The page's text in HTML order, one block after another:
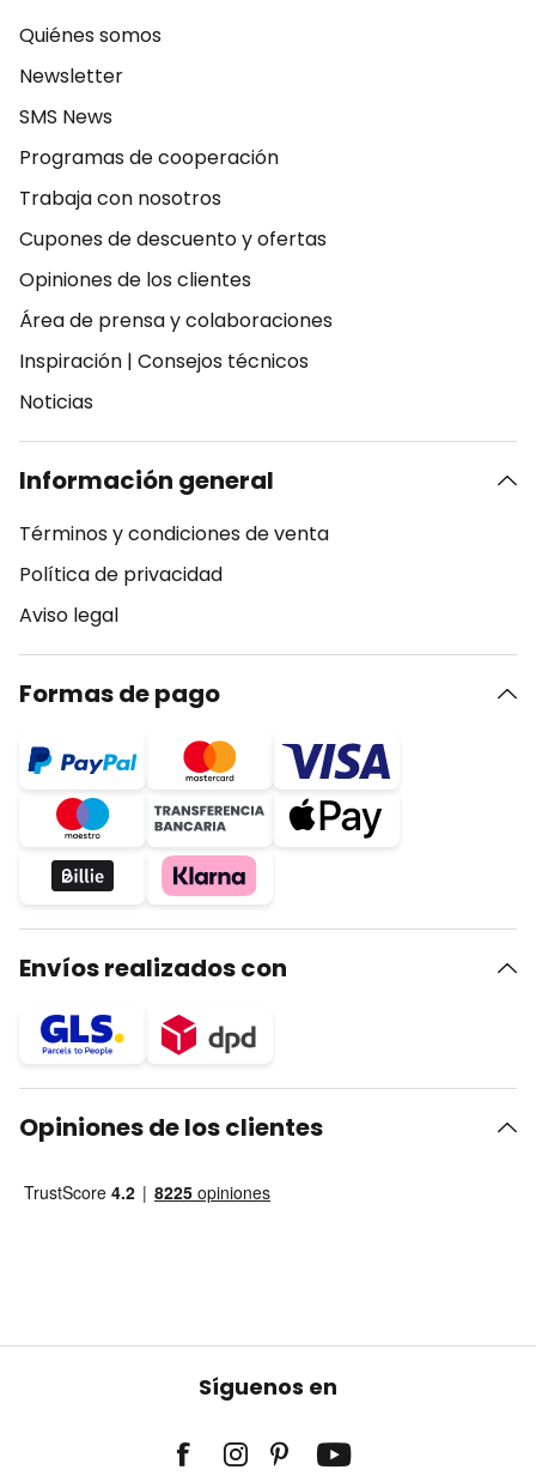
Quiénes somos
Newsletter
SMS News
Programas de cooperación
Trabaja con nosotros
Cupones de descuento y ofertas
Opiniones de los clientes
Área de prensa y colaboraciones
Inspiración | Consejos técnicos
Noticias
Información general
Términos y condiciones de venta
Política de privacidad
Aviso legal
Formas de pago
Envíos realizados con
Opiniones de los clientes
Síguenos en